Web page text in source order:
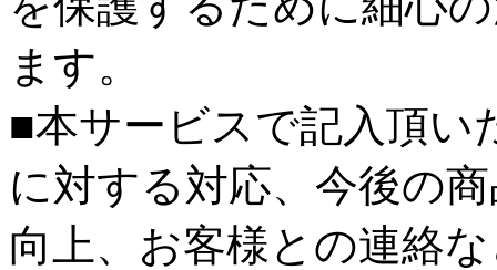
ます。
■本サービスで記入頂い
に対する対応、今後の
向上、お客様との連絡